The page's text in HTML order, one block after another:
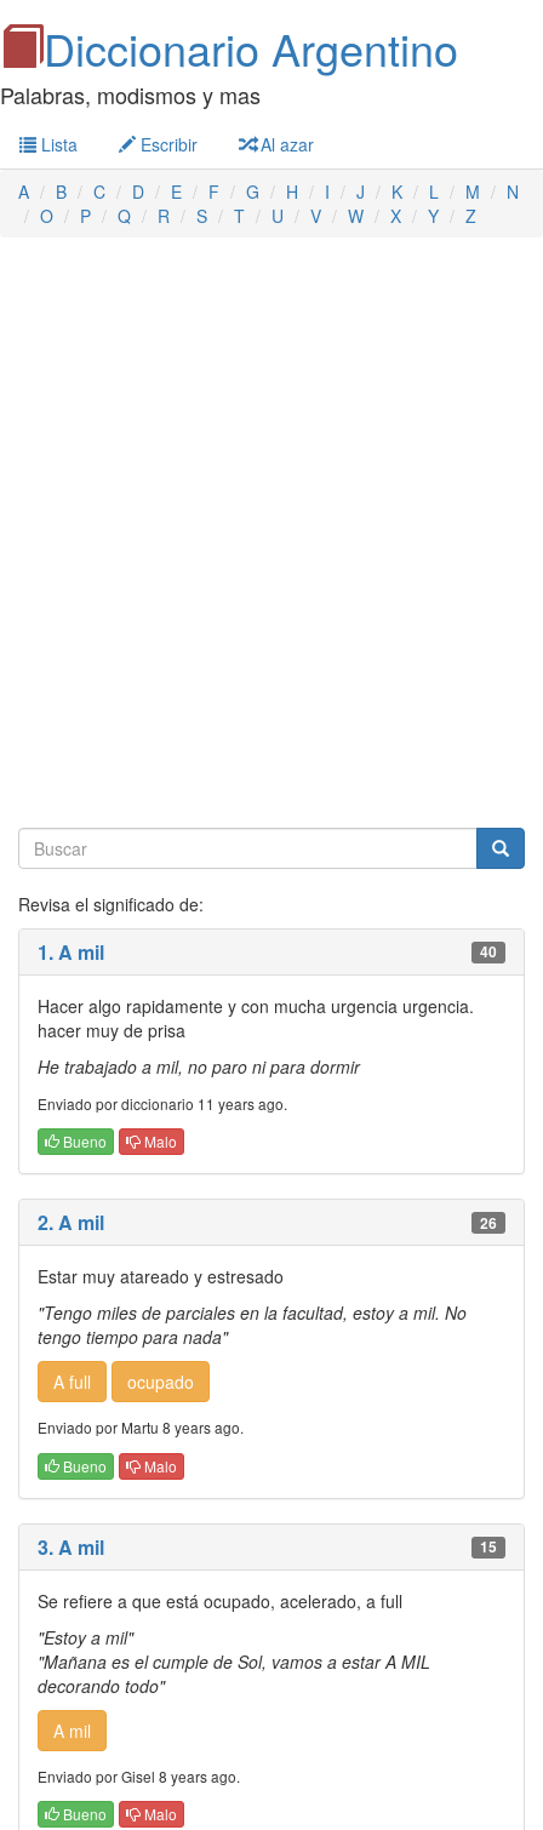
Diccionario Argentino
Palabras, modismos y mas
Lista Escribir
Al azar
A
B C D E F G H I J K L M
N
O
P Q R S T U V W X Y Z
Revisa el significado de:
1. A mil 40
Hacer algo rapidamente y con mucha urgencia urgencia.
hacer muy de prisa
He trabajado a mil, no paro ni para dormir
Enviado por diccionario 11 years ago.
Bueno
Malo
2. A mil 26
Estar muy atareado y estresado
"Tengo miles de parciales en la facultad, estoy a mil. No
tengo tiempo para nada"
A full
ocupado
Enviado por Martu 8 years ago.
Bueno
Malo
3. A mil 15
Se refiere a que está ocupado, acelerado, a full
"Estoy a mil"
"Mañana es el cumple de Sol, vamos a estar A MIL
decorando todo"
A mil
Enviado por Gisel 8 years ago.
Bueno
Malo